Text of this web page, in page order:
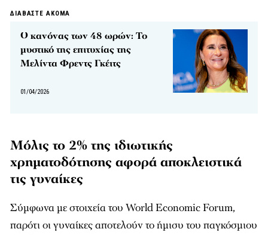
ΔΙΑΒΑΣΤΕ ΑΚΟΜΑ
Ο κανόνας των 48 ωρών: Το
μυστικό της επιτυχίας της
Μελίντα Φρεντς Γκέιτς
01/04/2026
Μόλις το 2% της ιδιωτικής
χρηματοδότησης αφορά αποκλειστικά
τις γυναίκες
Σύμφωνα με στοιχεία του World Economic Forum,
παρότι οι γυναίκες αποτελούν το ήμισυ του παγκόσμιου